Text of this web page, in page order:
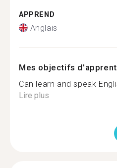
APPREND
Anglais
Mes objectifs
Can learn and speak
Lire plus